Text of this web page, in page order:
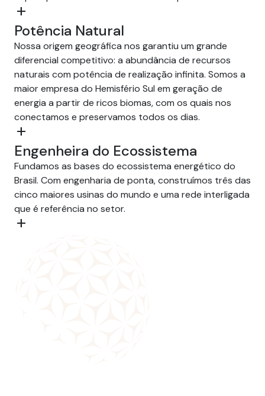
add
Potência Natural
Nossa origem geográfica nos garantiu um grande
diferencial competitivo: a abundância de recursos
naturais com potência de realização infinita. Somos a
maior empresa do Hemisfério Sul em geração de
energia a partir de ricos biomas, com os quais nos
conectamos e preservamos todos os dias.
add
Engenheira do Ecossistema
Fundamos as bases do ecossistema energético do
Brasil. Com engenharia de ponta, construímos três das
cinco maiores usinas do mundo e uma rede interligada
que é referência no setor.
add